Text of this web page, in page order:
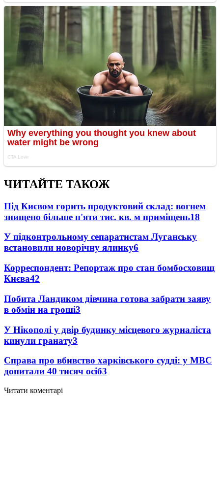
ЧИТАЙТЕ ТАКОЖ
Під Києвом горить продуктовий склад: вогнем
знищено більше п'яти тис. кв. м приміщень18
У підконтрольному сепаратистам Луганську
встановили новорічну ялинку6
Корреспондент: Репортаж про стан бомбосховищ
Києва42
Побита Ландиком дівчина готова забрати заяву
в обмін на гроші3
У Нікополі у двір будинку місцевого журналіста
кинули гранату3
Справа про вбивство харківського судді: у МВС
допитали 40 тисяч осіб3
Читати коментарі